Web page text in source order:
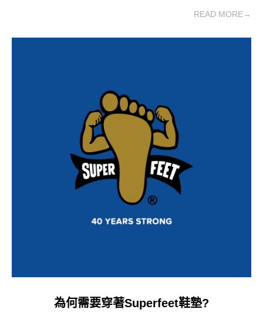
READ MORE→
為何需要穿著Superfeet鞋墊?